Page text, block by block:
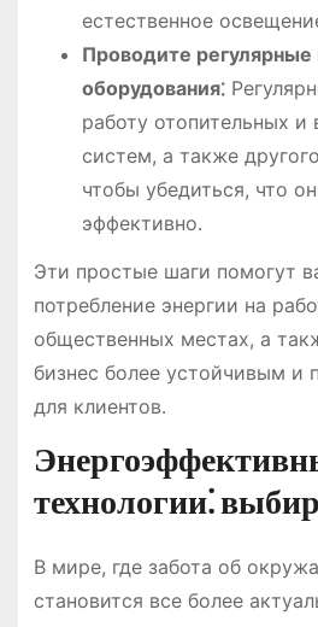
естественное
Проводите регулярные
оборудования⁚
работу отопительных и
систем, а также
чтобы убедиться, что
эффективно․
Эти простые шаги помогут
потребление энергии на
общественных местах, а
бизнес более устойчивым и
для клиентов․
технологии⁚
В мире, где забота об
становится все более